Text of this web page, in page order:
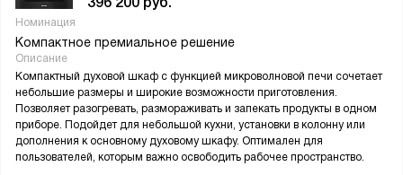
Номинация
Компактное премиальное решение
Описание
Компактный духовой шкаф с функцией микроволновой печи сочетает
небольшие размеры и широкие возможности приготовления.
Позволяет разогревать, размораживать и запекать продукты в одном
приборе. Подойдет для небольшой кухни, установки в колонну или
дополнения к основному духовому шкафу. Оптимален для
пользователей, которым важно освободить рабочее пространство.